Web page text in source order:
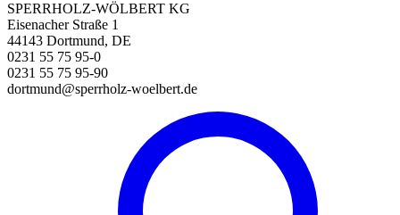
SPERRHOLZ-WÖLBERT KG
Eisenacher Straße 1
44143 Dortmund, DE
0231 55 75 95-0
0231 55 75 95-90
dortmund@sperrholz-woelbert.de